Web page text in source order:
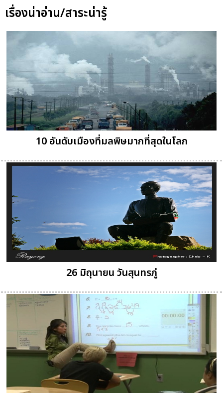
เรื่องน่าอ่าน/สาระน่ารู้
10 อันดับเมืองที่มลพิษมากที่สุดในโลก
26 มิถุนายน วันสุนทรภู่